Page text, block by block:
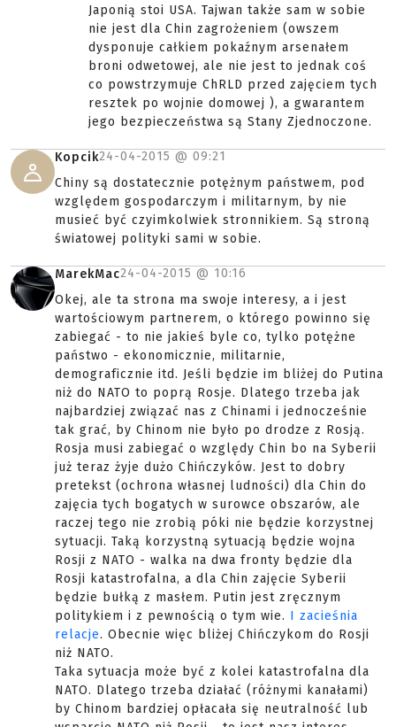
Japonią stoi USA. Tajwan także sam w sobie
nie jest dla Chin zagrożeniem (owszem
dysponuje całkiem pokaźnym arsenałem
broni odwetowej, ale nie jest to jednak coś
co powstrzymuje ChRLD przed zajęciem tych
resztek po wojnie domowej ), a gwarantem
jego bezpieczeństwa są Stany Zjednoczone.
Kopcik24-04-2015 @ 09:21
Chiny są dostatecznie potężnym państwem, pod
względem gospodarczym i militarnym, by nie
musieć być czyimkolwiek stronnikiem. Są stroną
światowej polityki sami w sobie.
MarekMac24-04-2015 @ 10:16
Okej, ale ta strona ma swoje interesy, a i jest
wartościowym partnerem, o którego powinno się
zabiegać - to nie jakieś byle co, tylko potężne
państwo - ekonomicznie, militarnie,
demograficznie itd. Jeśli będzie im bliżej do Putina
niż do NATO to poprą Rosje. Dlatego trzeba jak
najbardziej związać nas z Chinami i jednocześnie
tak grać, by Chinom nie było po drodze z Rosją.
Rosja musi zabiegać o względy Chin bo na Syberii
już teraz żyje dużo Chińczyków. Jest to dobry
pretekst (ochrona własnej ludności) dla Chin do
zajęcia tych bogatych w surowce obszarów, ale
raczej tego nie zrobią póki nie będzie korzystnej
sytuacji. Taką korzystną sytuacją będzie wojna
Rosji z NATO - walka na dwa fronty będzie dla
Rosji katastrofalna, a dla Chin zajęcie Syberii
będzie bułką z masłem. Putin jest zręcznym
politykiem i z pewnością o tym wie. I zacieśnia
relacje. Obecnie więc bliżej Chińczykom do Rosji
niż NATO.
Taka sytuacja może być z kolei katastrofalna dla
NATO. Dlatego trzeba działać (różnymi kanałami)
by Chinom bardziej opłacała się neutralność lub